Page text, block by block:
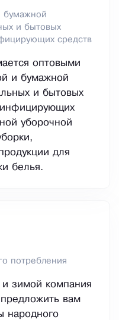
бумажной
и бытовых
средств
оптовыми
и бумажной
и бытовых
уборочной
для
белья.
потребления
зимой компания
вам
народного